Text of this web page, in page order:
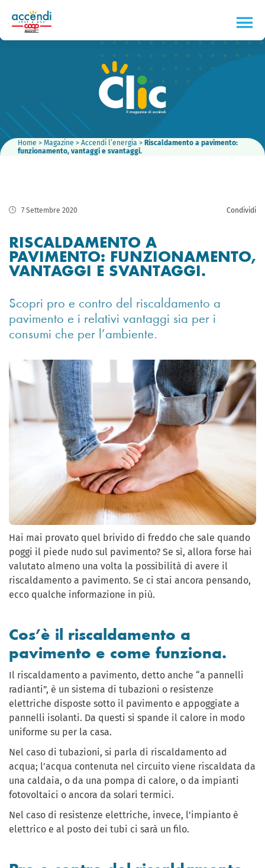
Home > Magazine > Accendi l’energia > Riscaldamento a pavimento:
funzionamento, vantaggi e svantaggi.
7 Settembre 2020 Condividi
RISCALDAMENTO A
PAVIMENTO: FUNZIONAMENTO,
VANTAGGI E SVANTAGGI.
Scopri pro e contro del riscaldamento a
pavimento e i relativi vantaggi sia per i
consumi che per l’ambiente.
Hai mai provato quel brivido di freddo che sale quando
poggi il piede nudo sul pavimento? Se sì, allora forse hai
valutato almeno una volta la possibilità di avere il
riscaldamento a pavimento. Se ci stai ancora pensando,
ecco qualche informazione in più.
Cos’è il riscaldamento a
pavimento e come funziona.
Il riscaldamento a pavimento, detto anche “a pannelli
radianti”, è un sistema di tubazioni o resistenze
elettriche disposte sotto il pavimento e appoggiate a
pannelli isolanti. Da questi si spande il calore in modo
uniforme su per la casa.
Nel caso di tubazioni, si parla di riscaldamento ad
acqua; l’acqua contenuta nel circuito viene riscaldata da
una caldaia, o da una pompa di calore, o da impianti
fotovoltaici o ancora da solari termici.
Nel caso di resistenze elettriche, invece, l’impianto è
elettrico e al posto dei tubi ci sarà un filo.